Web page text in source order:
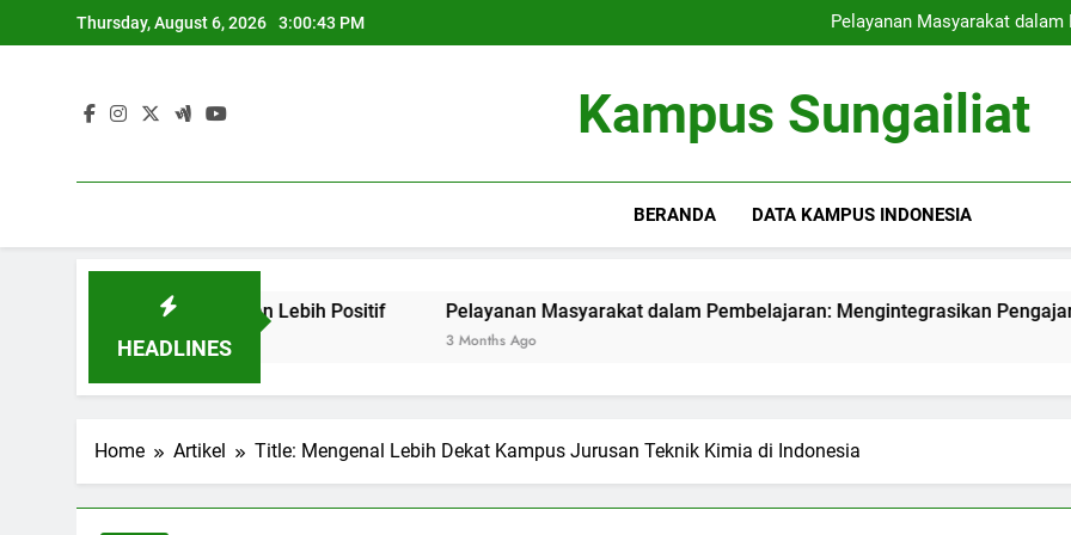
to
Thursday, August 6, 2026 3:00:44 PM
Pelayanan Masyarakat dalam
Meningkatkan Pusat
Pelayanan Masyarakat
Meningkatkan Pusat
Kampus Sungailiat
BERANDA DATA KAMPUS INDONESIA
HEADLINES
menciptakan Lebih Positif Pelayanan Masyarakat dalam Pembelajaran: Mengintegrasikan Pengajaran dengan
Home Artikel Title: Mengenal Lebih Dekat Kampus Jurusan Teknik Kimia di Indonesia